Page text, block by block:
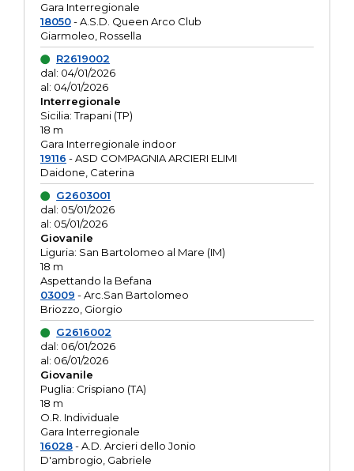
Gara Interregionale
18050- A.S.D. Queen Arco Club
Giarmoleo, Rossella
R2619002
dal: 04/01/2026
al: 04/01/2026
Interregionale
Sicilia: Trapani (TP)
18 m
Gara Interregionale indoor
19116 - ASD COMPAGNIA ARCIERI ELIMI
Daidone, Caterina
G2603001
dal: 05/01/2026
al: 05/01/2026
Giovanile
Liguria: San Bartolomeo al Mare (IM)
18 m
Aspettando la Befana
03009 - Arc.San Bartolomeo
Briozzo, Giorgio
G2616002
dal: 06/01/2026
al: 06/01/2026
Giovanile
Puglia: Crispiano (TA)
18 m
O.R. Individuale
Gara Interregionale
16028- A.D. Arcieri dello Jonio
D'ambrogio, Gabriele